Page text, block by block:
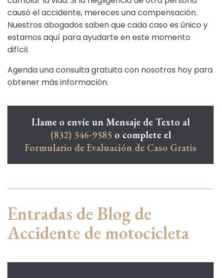
causó el accidente, mereces una compensación.
Nuestros abogados saben que cada caso es único y
estamos aquí para ayudarte en este momento
difícil.
Agenda una consulta gratuita con nosotros hoy para
obtener más información.
Llame o envíe un Mensaje de Texto al
(832) 346-9585o complete el
Formulario de Evaluación de Caso Gratis
Entradas de Blog de
Accidente de motocicleta